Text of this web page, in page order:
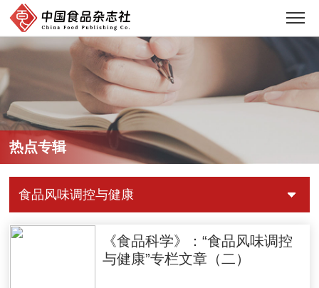
热点专辑
食品风味调控与健康
《食品科学》：“食品风味调控
与健康”专栏文章（二）